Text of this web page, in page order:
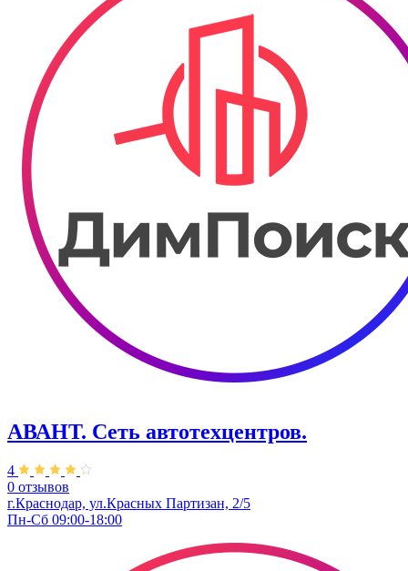
АВАНТ. ​Сеть автотехцентров.
4
0 отзывов
г.Краснодар, ул.Красных Партизан, 2/5
Пн-Сб 09:00-18:00